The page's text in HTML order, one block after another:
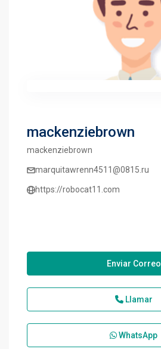
mackenziebrown
mackenziebrown
marquitawrenn4511@0815.ru
https://robocat11.com
Enviar Correo
Llamar
WhatsApp